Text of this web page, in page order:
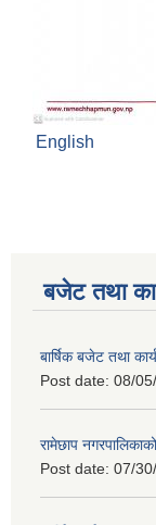
English
बजेट तथा
बार्षिक बजेट तथा
Post date: 08/
रामेछाप
Post date: 07/